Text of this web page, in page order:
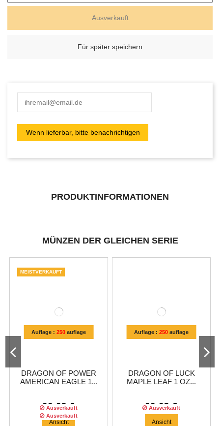
Ausverkauft
Für später speichern
PRODUKTINFORMATIONEN
MÜNZEN DER GLEICHEN SERIE
Auflage : 250auflage
MEISTVERKAUFT
DRAGON OF POWER
AMERICAN EAGLE 1...
66,63 €
Ausverkauft
Ansicht
Auflage : 250auflage
DRAGON OF LUCK
MAPLE LEAF 1 OZ...
66,63 €
Ausverkauft
Ansicht
Ausverkauft